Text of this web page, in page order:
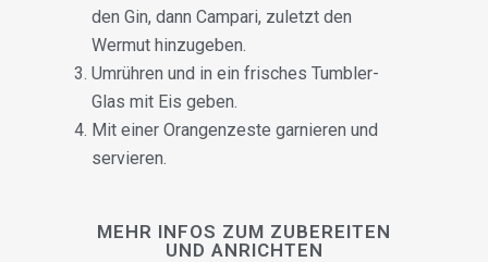
den Gin, dann Campari, zuletzt den
Wermut hinzugeben.
Umrühren und in ein frisches Tumbler-
Glas mit Eis geben.
Mit einer Orangenzeste garnieren und
servieren.
MEHR INFOS ZUM ZUBEREITEN
UND ANRICHTEN